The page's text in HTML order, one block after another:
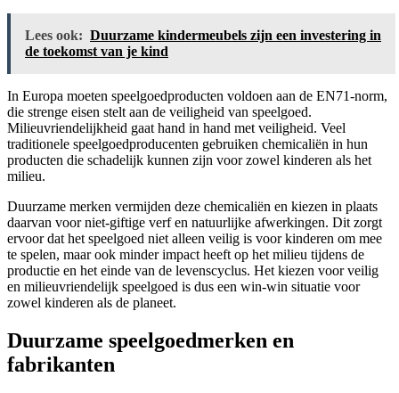
Lees ook: Duurzame kindermeubels zijn een investering in
de toekomst van je kind
In Europa moeten speelgoedproducten voldoen aan de EN71-norm,
die strenge eisen stelt aan de veiligheid van speelgoed.
Milieuvriendelijkheid gaat hand in hand met veiligheid. Veel
traditionele speelgoedproducenten gebruiken chemicaliën in hun
producten die schadelijk kunnen zijn voor zowel kinderen als het
milieu.
Duurzame merken vermijden deze chemicaliën en kiezen in plaats
daarvan voor niet-giftige verf en natuurlijke afwerkingen. Dit zorgt
ervoor dat het speelgoed niet alleen veilig is voor kinderen om mee
te spelen, maar ook minder impact heeft op het milieu tijdens de
productie en het einde van de levenscyclus. Het kiezen voor veilig
en milieuvriendelijk speelgoed is dus een win-win situatie voor
zowel kinderen als de planeet.
Duurzame speelgoedmerken en
fabrikanten